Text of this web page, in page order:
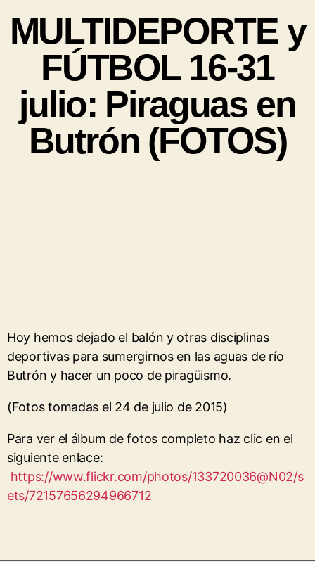
MULTIDEPORTE y
FÚTBOL 16-31
julio: Piraguas en
Butrón (FOTOS)
Hoy hemos dejado el balón y otras disciplinas
deportivas para sumergirnos en las aguas de río
Butrón y hacer un poco de piragüismo.
(Fotos tomadas el 24 de julio de 2015)
Para ver el álbum de fotos completo haz clic en el
siguiente enlace:
https://www.flickr.com/photos/133720036@N02/s
ets/72157656294966712